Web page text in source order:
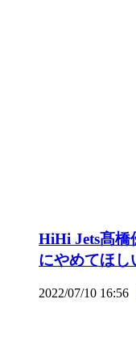
HiHi Jets髙橋
にやめてほし
2022/07/10 16:56